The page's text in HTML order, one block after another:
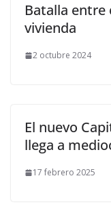
Batalla entre
vivienda
2 octubre 2024
El nuevo
llega a
17 febrero 2025